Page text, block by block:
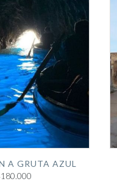
A GRUTA AZUL